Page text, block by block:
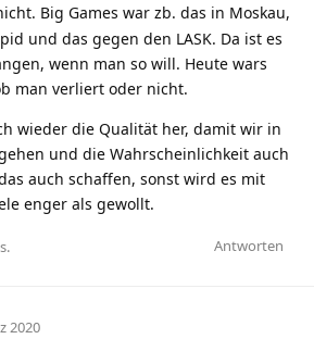
Big Games war zb. das in Moskau,
und das gegen den LASK. Da ist es
wenn man so will. Heute wars
man verliert oder nicht.
wieder die Qualität her, damit wir in
und die Wahrscheinlichkeit auch
auch schaffen, sonst wird es mit
enger als gewollt.
Antworten
.
2020